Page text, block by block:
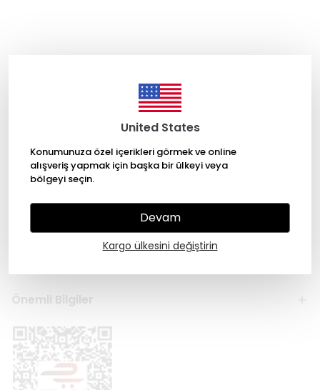
United States
Konumunuza özel içerikleri görmek ve online
alışveriş yapmak için başka bir ülkeyi veya
bölgeyi seçin.
Devam
Kargo ülkesini değiştirin
Kategoriler
Hesabım
Önemli Bilgiler